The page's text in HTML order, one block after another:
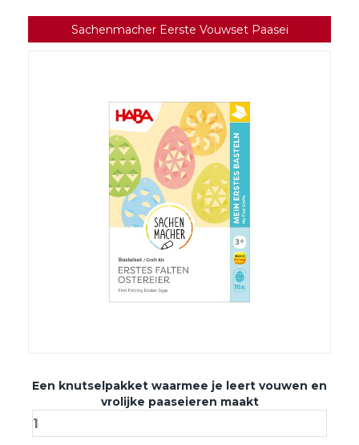
Sachenmacher Eerste Vouwset Paasei
Een knutselpakket waarmee je leert vouwen en
vrolijke paaseieren maakt